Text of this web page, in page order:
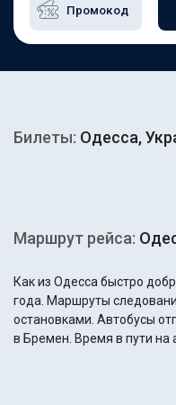
Билеты: Одесса,
Маршрут рейса:
Как из Одесса быстро
года. Маршруты
остановками. Автобусы
в Бремен. Время в пути на